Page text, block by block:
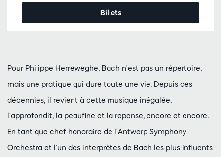
Billets
Pour Philippe Herreweghe, Bach n'est pas un répertoire,
mais une pratique qui dure toute une vie. Depuis des
décennies, il revient à cette musique inégalée,
l'approfondit, la peaufine et la repense, encore et encore.
En tant que chef honoraire de l'Antwerp Symphony
Orchestra et l'un des interprètes de Bach les plus influents